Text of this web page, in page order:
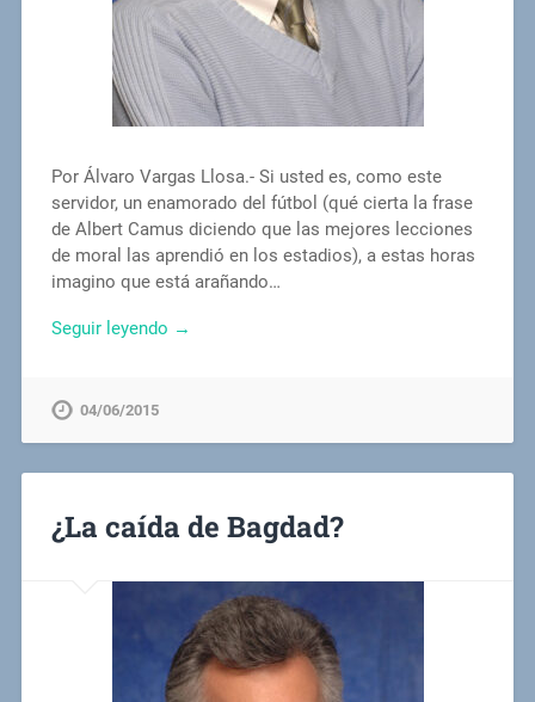
Por Álvaro Vargas Llosa.- Si usted es, como este
servidor, un enamorado del fútbol (qué cierta la frase
de Albert Camus diciendo que las mejores lecciones
de moral las aprendió en los estadios), a estas horas
imagino que está arañando…
Seguir leyendo →
04/06/2015
¿La caída de Bagdad?